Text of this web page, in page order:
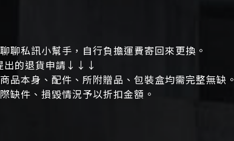
聊私訊小幫手，自行負擔運費寄回來更換。
出的退貨申請↓↓↓
品本身、配件、所附贈品、包裝盒均需完整無缺。
缺件、損毀情況予以折扣金額。